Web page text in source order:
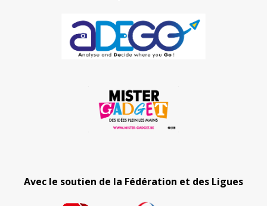
Avec le soutien de la Fédération et des Ligues